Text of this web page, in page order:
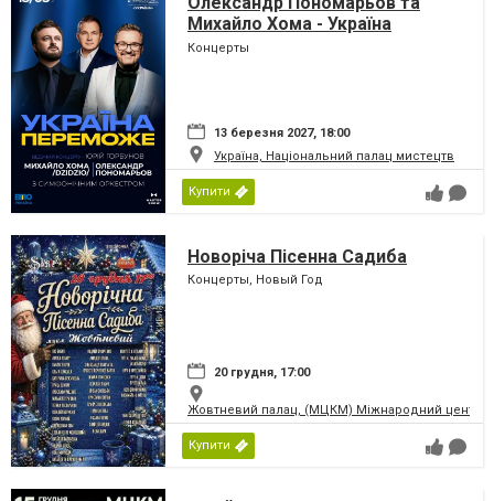
Михайло Хома - Україна
Переможе!
Концерты
13 березня 2027, 18:00
Україна, Національний палац мистецтв
Купити
Новоріча Пісенна Садиба
Концерты, Новый Год
20 грудня, 17:00
Жовтневий палац, (МЦКМ) Міжнародний центр
Купити